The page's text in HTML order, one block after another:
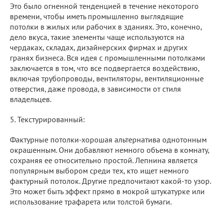
Это было огненной тенденцией в течение некоторого
времени, чтобы иметь промышленно выглядящие
потолки в жилых или рабочих в зданиях. Это, конечно,
дело вкуса, такие элементы чаще используются на
чердаках, складах, дизайнерских фирмах и других
гранях бизнеса. Вся идея с промышленными потолками
заключается в том, что все подвергается воздействию,
включая трубопроводы, вентиляторы, вентиляционные
отверстия, даже провода, в зависимости от стиля
владельцев.
5. Текстурированный:
Фактурные потолки-хорошая альтернатива однотонным
окрашенным. Они добавляют немного объема в комнату,
сохраняя ее относительно простой. Лепнина является
популярным выбором среди тех, кто ищет немного
фактурный потолок. Другие предпочитают какой-то узор.
Это может быть эффект прямо в мокрой штукатурке или
использование трафарета или толстой бумаги.